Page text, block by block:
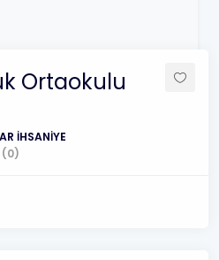
Ortaokulu
İHSANİYE
(0)